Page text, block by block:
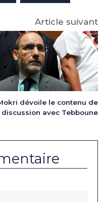
Article suivant
dévoile le contenu de
discussion avec Tebboune